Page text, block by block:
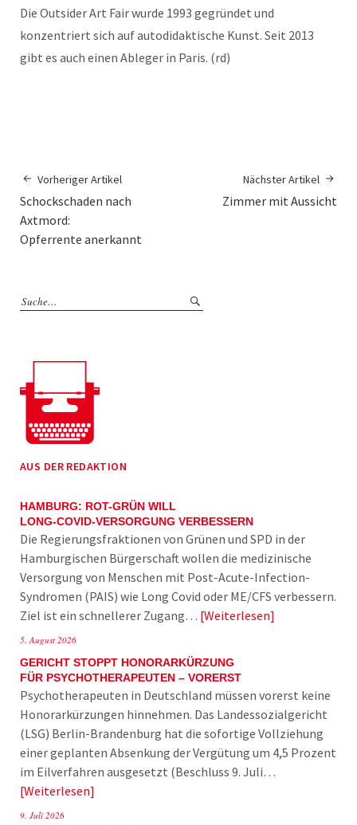
Die Outsider Art Fair wurde 1993 gegründet und
konzentriert sich auf autodidaktische Kunst. Seit 2013
gibt es auch einen Ableger in Paris. (rd)
Vorheriger Artikel
Schockschaden nach
Axtmord:
Opferrente anerkannt
Nächster Artikel
Zimmer mit Aussicht
AUS DER REDAKTION
HAMBURG: ROT-GRÜN WILL
LONG-COVID-VERSORGUNG VERBESSERN
Die Regierungsfraktionen von Grünen und SPD in der
Hamburgischen Bürgerschaft wollen die medizinische
Versorgung von Menschen mit Post-Acute-Infection-
Syndromen (PAIS) wie Long Covid oder ME/CFS verbessern.
Ziel ist ein schnellerer Zugang… Weiterlesen
5. August 2026
GERICHT STOPPT HONORARKÜRZUNG
FÜR PSYCHOTHERAPEUTEN – VORERST
Psychotherapeuten in Deutschland müssen vorerst keine
Honorarkürzungen hinnehmen. Das Landessozialgericht
(LSG) Berlin-Brandenburg hat die sofortige Vollziehung
einer geplanten Absenkung der Vergütung um 4,5 Prozent
im Eilverfahren ausgesetzt (Beschluss 9. Juli…
Weiterlesen
9. Juli 2026